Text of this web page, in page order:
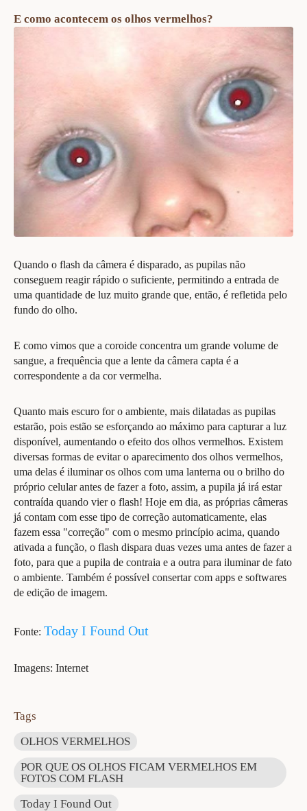
E como acontecem os olhos vermelhos?
Quando o flash da câmera é disparado, as pupilas não
conseguem reagir rápido o suficiente, permitindo a entrada de
uma quantidade de luz muito grande que, então, é refletida pelo
fundo do olho.
E como vimos que a coroide concentra um grande volume de
sangue, a frequência que a lente da câmera capta é a
correspondente a da cor vermelha.
Quanto mais escuro for o ambiente, mais dilatadas as pupilas
estarão, pois estão se esforçando ao máximo para capturar a luz
disponível, aumentando o efeito dos olhos vermelhos. Existem
diversas formas de evitar o aparecimento dos olhos vermelhos,
uma delas é iluminar os olhos com uma lanterna ou o brilho do
próprio celular antes de fazer a foto, assim, a pupila já irá estar
contraída quando vier o flash! Hoje em dia, as próprias câmeras
já contam com esse tipo de correção automaticamente, elas
fazem essa "correção" com o mesmo princípio acima, quando
ativada a função, o flash dispara duas vezes uma antes de fazer a
foto, para que a pupila de contraia e a outra para iluminar de fato
o ambiente. Também é possível consertar com apps e softwares
de edição de imagem.
Fonte: Today I Found Out
Imagens: Internet
Tags
OLHOS VERMELHOS
POR QUE OS OLHOS FICAM VERMELHOS EM
FOTOS COM FLASH
Today I Found Out